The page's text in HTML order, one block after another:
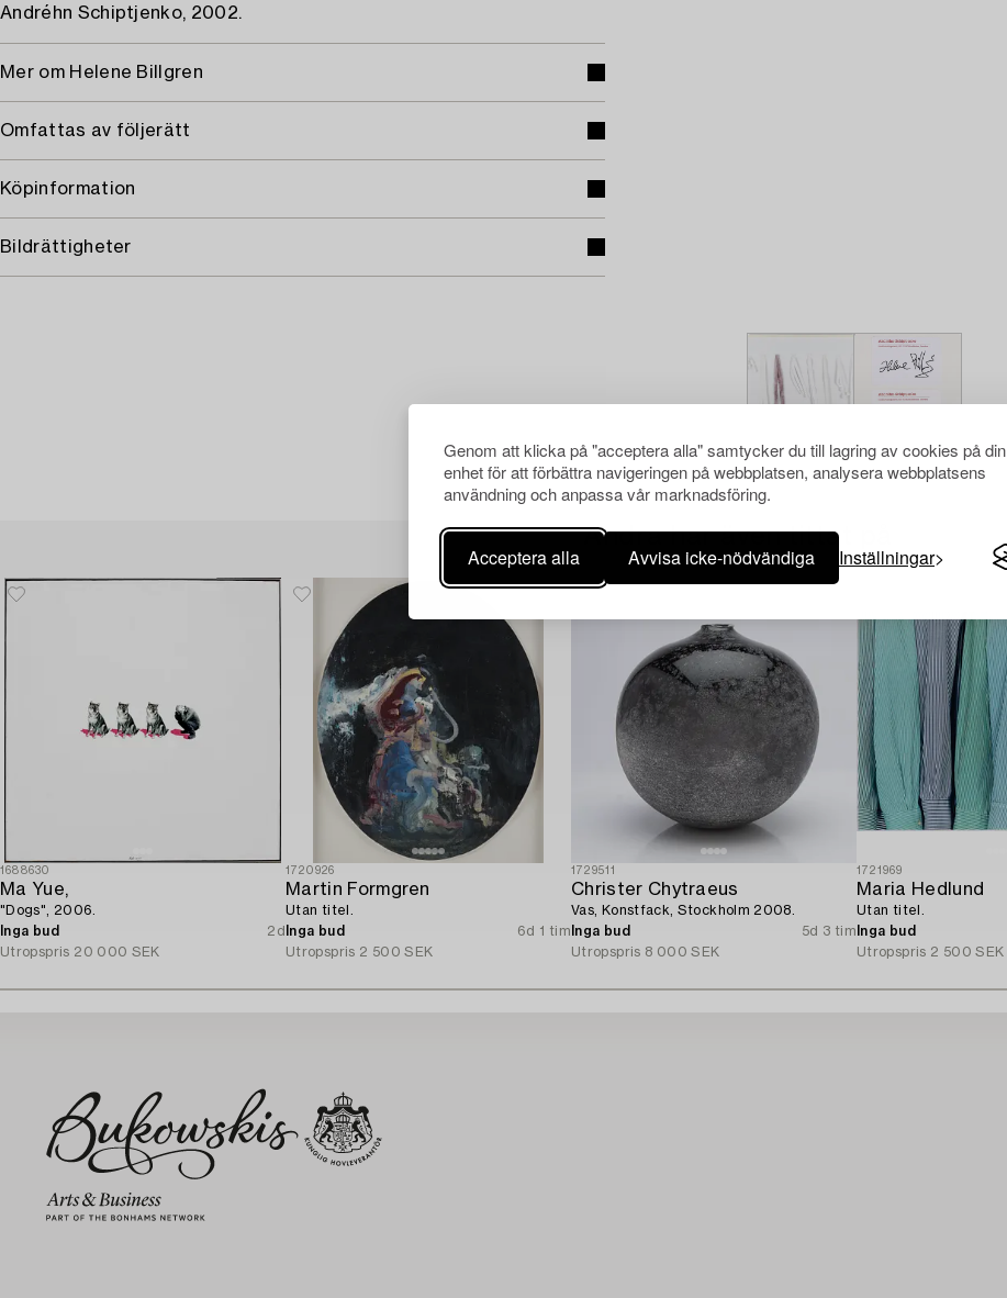
Genom att klicka på "acceptera alla" samtycker du till lagring av cookies på din
enhet för att förbättra navigeringen på webbplatsen, analysera webbplatsens
användning och anpassa vår marknadsföring.
Acceptera alla Avvisa icke-nödvändiga Inställningar
Andréhn Schiptjenko, 2002.
Mer om Helene Billgren
Omfattas av följerätt
Köpinformation
Bildrättigheter
Andra har även tittat på
1688630
Ma Yue,
"Dogs", 2006.
Inga bud
2d
Utropspris 20 000 SEK
1720926
Martin Formgren
Utan titel.
Inga bud
6d 1 tim
Utropspris 2 500 SEK
1729511
Christer Chytraeus
Vas, Konstfack, Stockholm 2008.
Inga bud
5d 3 tim
Utropspris 8 000 SEK
1721969
Maria Hedlund
Utan titel.
Inga bud
Utropspris 2 500 SEK